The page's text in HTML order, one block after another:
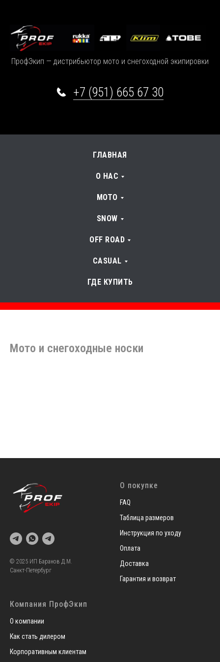
ПрофЭкип — дистрибьютор мото и снегоходной экипировки
+7 (951) 665 67 30
ГЛАВНАЯ
О НАС
МОТО
SNOW
OFF ROAD
CASUAL
ГДЕ КУПИТЬ
Мото и снегоходные носки
© 2025 ИП Баранов Д.М.
Санкт-Петербург
О покупке
FAQ
Таблица размеров
Инструкция по уходу
Оплата
Доставка
Гарантия и возврат
Компания ПрофЭкип
О компании
Как стать дилером
Корпоративным клиентам